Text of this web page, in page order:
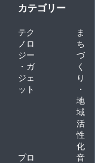
カテゴリー
テク
ノロ
ジー
・ガ
ジェ
ット
ま
ち
づ
く
り
・
地
域
活
性
化
プロ
音